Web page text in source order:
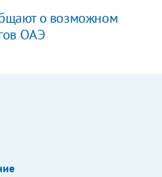
о возможном
ОАЭ